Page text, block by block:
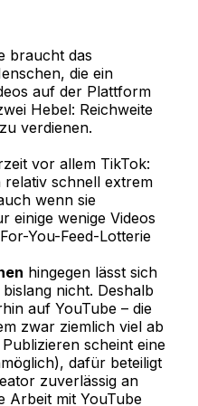
braucht das
die ein
auf der Plattform
Hebel: Reichweite
verdienen.
vor allem TikTok:
schnell extrem
wenn sie
einige wenige Videos
You-Feed-Lotterie
hingegen lässt sich
nicht. Deshalb
auf YouTube – die
zwar ziemlich viel ab
scheint eine
dafür beteiligt
zuverlässig an
Arbeit mit YouTube